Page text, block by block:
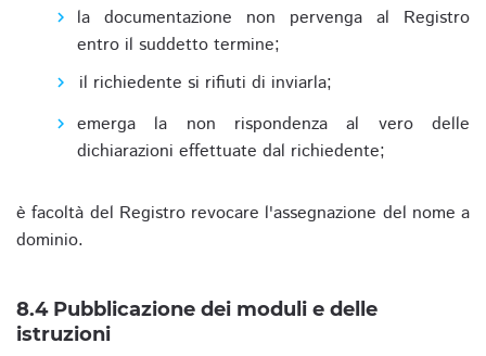
la documentazione non pervenga al Registro
entro il suddetto termine;
il richiedente si rifiuti di inviarla;
emerga la non rispondenza al vero delle
dichiarazioni effettuate dal richiedente;
è facoltà del Registro revocare l'assegnazione del nome a
dominio.
8.4 Pubblicazione dei moduli e delle
istruzioni